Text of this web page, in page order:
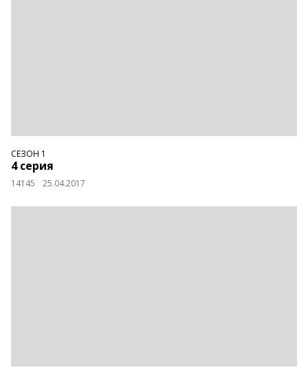
СЕЗОН 1
4 серия
14145 25.04.2017